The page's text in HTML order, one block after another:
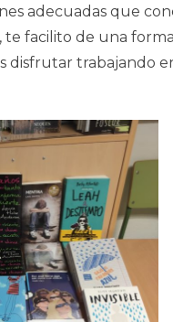
adecuadas que
te facilito de una
disfrutar trabajando